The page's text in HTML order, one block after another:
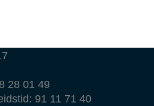
28 01 49
91 11 71 40